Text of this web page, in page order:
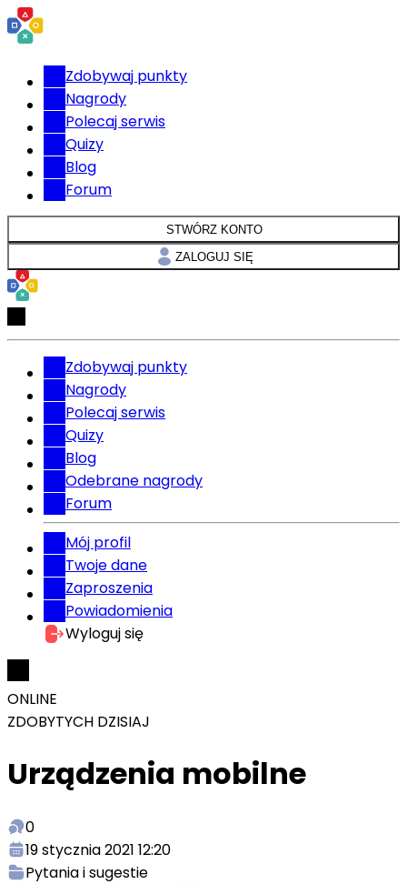
Zdobywaj punkty
Nagrody
Polecaj serwis
Quizy
Blog
Forum
STWÓRZ KONTO
ZALOGUJ SIĘ
Zdobywaj punkty
Nagrody
Polecaj serwis
Quizy
Blog
Odebrane nagrody
Forum
Mój profil
Twoje dane
Zaproszenia
Powiadomienia
Wyloguj się
ONLINE
ZDOBYTYCH DZISIAJ
Urządzenia mobilne
0
19 stycznia 2021 12:20
Pytania i sugestie